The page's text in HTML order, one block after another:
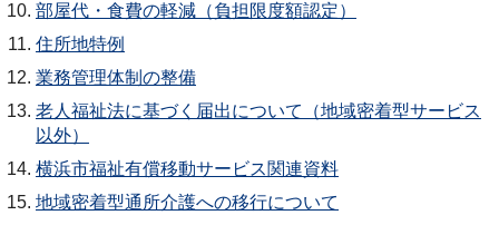
部屋代・食費の軽減（負担限度額認定）
住所地特例
業務管理体制の整備
老人福祉法に基づく届出について（地域密着型サービス
以外）
横浜市福祉有償移動サービス関連資料
地域密着型通所介護への移行について